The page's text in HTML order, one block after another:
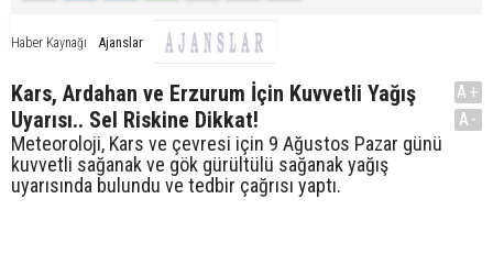
Haber Kaynağı Ajanslar
Kars, Ardahan ve Erzurum İçin Kuvvetli Yağış
Uyarısı.. Sel Riskine Dikkat!
Meteoroloji, Kars ve çevresi için 9 Ağustos Pazar günü
kuvvetli sağanak ve gök gürültülü sağanak yağış
uyarısında bulundu ve tedbir çağrısı yaptı.
A+
A-